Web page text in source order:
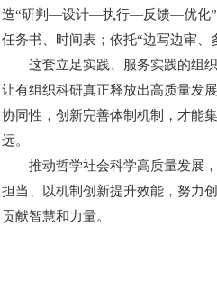
造“研判—设计—执行—反馈—优化”
任务书、时间表；依托“边写边审
这套立足实践、服务实践的组织
让有组织科研真正释放出高质量发
协同性，创新完善体制机制，才能
远。
推动哲学社会科学高质量发展，
担当、以机制创新提升效能，努力
贡献智慧和力量。